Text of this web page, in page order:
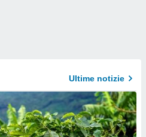
Ultime notizie